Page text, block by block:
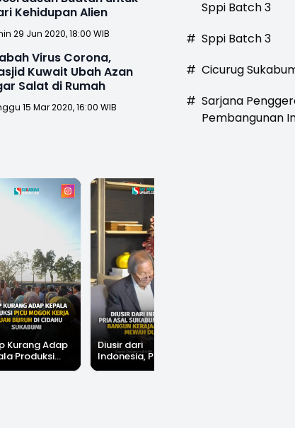
Kehidupan Alien
29 Jun 2020, 18:00 WIB
Virus Corona,
Kuwait Ubah Azan
Salat di Rumah
15 Mar 2020, 16:00 WIB
Kurang Adap
Produksi
Diusir dari
Indonesia, Pria Asal
Sppi Batch 3
# Sppi Batch 3
# Cicurug
# Sarjana
Pembangunan